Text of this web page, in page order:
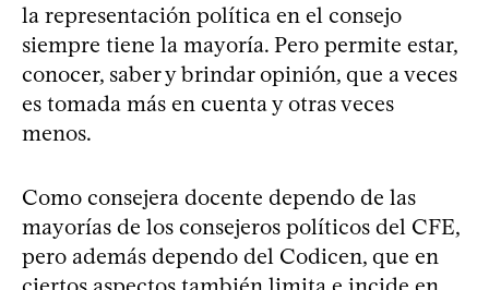
la representación política en el consejo
siempre tiene la mayoría. Pero permite estar,
conocer, saber y brindar opinión, que a veces
es tomada más en cuenta y otras veces
menos.
Como consejera docente dependo de las
mayorías de los consejeros políticos del CFE,
pero además dependo del Codicen, que en